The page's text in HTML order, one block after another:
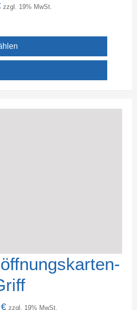
zzgl. 19% MwSt.
€ zzgl. 19% MwSt.